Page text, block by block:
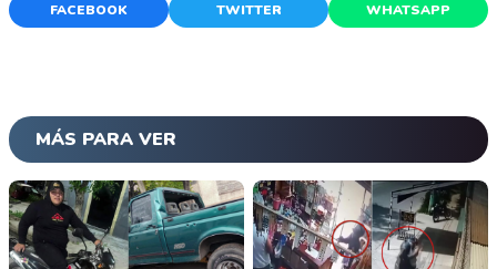
FACEBOOK TWITTER WHATSAPP
MÁS PARA VER